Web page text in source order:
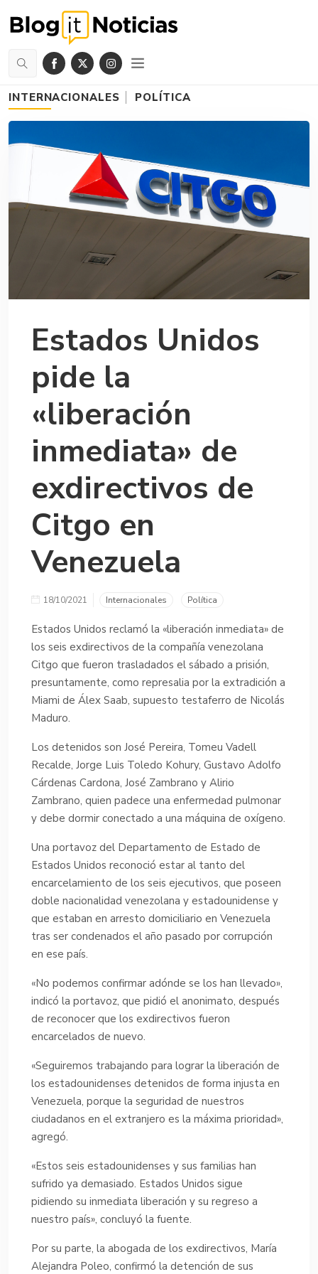
INTERNACIONALES POLÍTICA
Estados Unidos
pide la
«liberación
inmediata» de
exdirectivos de
Citgo en
Venezuela
18/10/2021 Internacionales Política
Estados Unidos reclamó la «liberación inmediata» de
los seis exdirectivos de la compañía venezolana
Citgo que fueron trasladados el sábado a prisión,
presuntamente, como represalia por la extradición a
Miami de Álex Saab, supuesto testaferro de Nicolás
Maduro.
Los detenidos son José Pereira, Tomeu Vadell
Recalde, Jorge Luis Toledo Kohury, Gustavo Adolfo
Cárdenas Cardona, José Zambrano y Alirio
Zambrano, quien padece una enfermedad pulmonar
y debe dormir conectado a una máquina de oxígeno.
Una portavoz del Departamento de Estado de
Estados Unidos reconoció estar al tanto del
encarcelamiento de los seis ejecutivos, que poseen
doble nacionalidad venezolana y estadounidense y
que estaban en arresto domiciliario en Venezuela
tras ser condenados el año pasado por corrupción
en ese país.
«No podemos confirmar adónde se los han llevado»,
indicó la portavoz, que pidió el anonimato, después
de reconocer que los exdirectivos fueron
encarcelados de nuevo.
«Seguiremos trabajando para lograr la liberación de
los estadounidenses detenidos de forma injusta en
Venezuela, porque la seguridad de nuestros
ciudadanos en el extranjero es la máxima prioridad»,
agregó.
«Estos seis estadounidenses y sus familias han
sufrido ya demasiado. Estados Unidos sigue
pidiendo su inmediata liberación y su regreso a
nuestro país», concluyó la fuente.
Por su parte, la abogada de los exdirectivos, María
Alejandra Poleo, confirmó la detención de sus